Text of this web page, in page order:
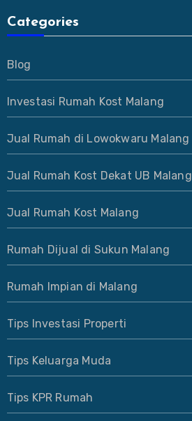
Categories
Blog
Investasi Rumah Kost Malang
Jual Rumah di Lowokwaru Malang
Jual Rumah Kost Dekat UB Malang
Jual Rumah Kost Malang
Rumah Dijual di Sukun Malang
Rumah Impian di Malang
Tips Investasi Properti
Tips Keluarga Muda
Tips KPR Rumah